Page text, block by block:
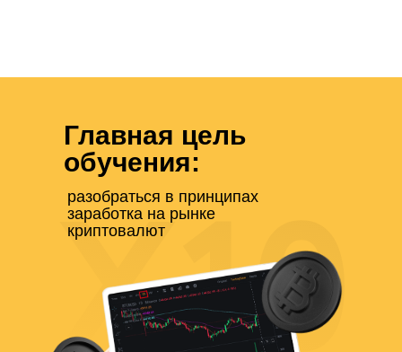
Главная цель
обучения:
разобраться в принципах
заработка на рынке
криптовалют